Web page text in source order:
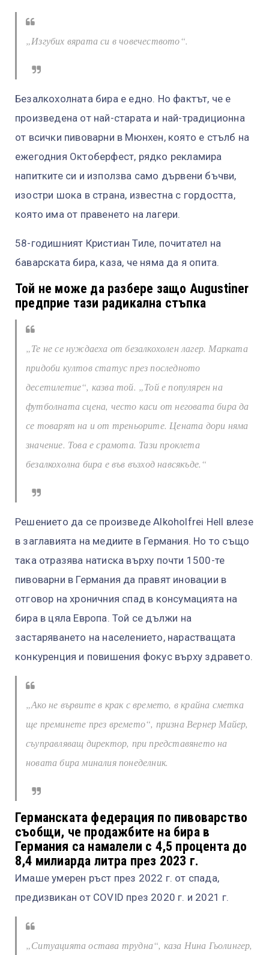
„Изгубих вярата си в човечеството“.
Безалкохолната бира е едно. Но фактът, че е
произведена от най-старата и най-традиционна
от всички пивоварни в Мюнхен, която е стълб на
ежегодния Октоберфест, рядко рекламира
напитките си и използва само дървени бъчви,
изостри шока в страна, известна с гордостта,
която има от правенето на лагери.
58-годишният Кристиан Тиле, почитател на
баварската бира, каза, че няма да я опита.
Той не може да разбере защо Augustiner
предприе тази радикална стъпка
„Те не се нуждаеха от безалкохолен лагер. Марката
придоби култов статус през последното
десетилетие“, казва той. „Той е популярен на
футболната сцена, често каси от неговата бира да
се товарят на и от треньорите. Цената дори няма
значение. Това е срамота. Тази проклета
безалкохолна бира е във възход навсякъде.“
Решението да се произведе Alkoholfrei Hell влезе
в заглавията на медиите в Германия. Но то също
така отразява натиска върху почти 1500-те
пивоварни в Германия да правят иновации в
отговор на хроничния спад в консумацията на
бира в цяла Европа. Той се дължи на
застаряването на населението, нарастващата
конкуренция и повишения фокус върху здравето.
„Ако не вървите в крак с времето, в крайна сметка
ще преминете през времето“, призна Вернер Майер,
съуправляващ директор, при представянето на
новата бира миналия понеделник.
Германската федерация по пивоварство
съобщи, че продажбите на бира в
Германия са намалели с 4,5 процента до
8,4 милиарда литра през 2023 г.
Имаше умерен ръст през 2022 г. от спада,
предизвикан от COVID през 2020 г. и 2021 г.
„Ситуацията остава трудна“, каза Нина Гьолингер,